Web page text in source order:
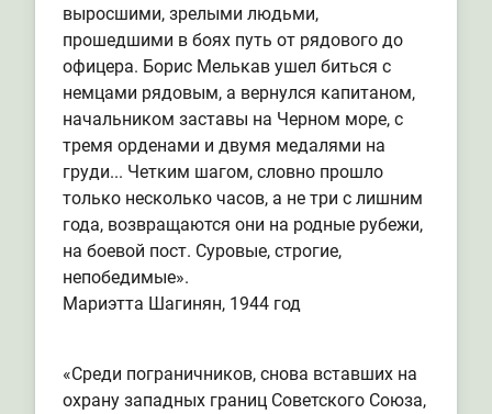
выросшими, зрелыми людьми,
прошедшими в боях путь от рядового до
офицера. Борис Мелькав ушел биться с
немцами рядовым, а вернулся капитаном,
начальником заставы на Черном море, с
тремя орденами и двумя медалями на
груди... Четким шагом, словно прошло
только несколько часов, а не три с лишним
года, возвращаются они на родные рубежи,
на боевой пост. Суровые, строгие,
непобедимые».
Мариэтта Шагинян, 1944 год
«Среди пограничников, снова вставших на
охрану западных границ Советского Союза,